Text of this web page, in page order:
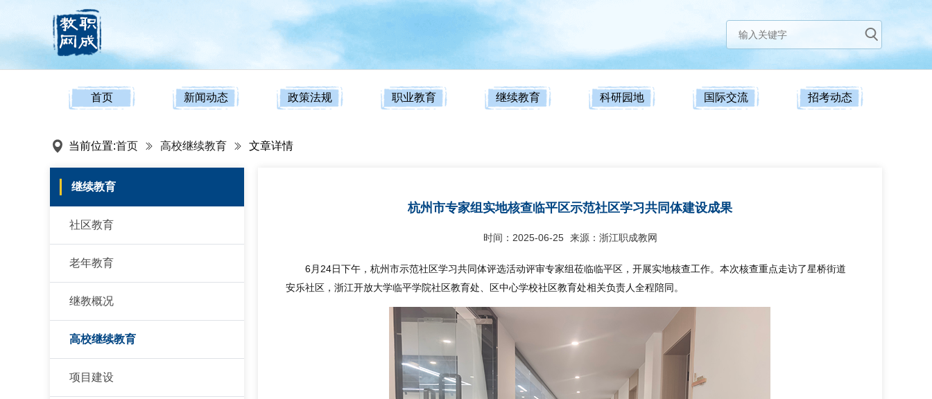
首页 新闻动态 政策法规 职业教育 继续教育 科研园地 国际交流 招考动态
当前位置:首页 高校继续教育 文章详情
继续教育
社区教育
老年教育
继教概况
高校继续教育
项目建设
杭州市专家组实地核查临平区示范社区学习共同体建设成果
时间：2025-06-25 来源：浙江职成教网
6月24日下午，杭州市示范社区学习共同体评选活动评审专家组莅临临平区，开展实地核查工作。本次核查重点走访了星桥街道
安乐社区，浙江开放大学临平学院社区教育处、区中心学校社区教育处相关负责人全程陪同。